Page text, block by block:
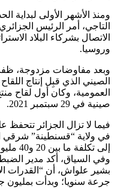
ومنذ الأشهر الأولى لبداية
التاجي، أمر الرئيس
الاتصال بشركاء البلاد
وروسيا.
وبعد مفاوضات مزدوجة،
الصيني الذي قبِل إنتاج
العمومية، وكان أول لقاح
صينية في 29 سبتمبر 2021.
فيما لا تزال الجزائر
في ولاية “قسنطينة” شرقي
إلى تكلفة ما بين 20 و40 مليون دولار.
وفي السياق، أكد مدير الضبط
جرعة سنويا؛ وبدأت بمليون